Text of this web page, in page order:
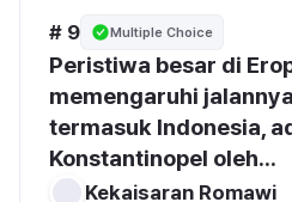
# 9 Multiple Choice
Peristiwa besar di
memengaruhi
termasuk Indonesia,
Konstantinopel oleh...
Kekaisaran Romawi